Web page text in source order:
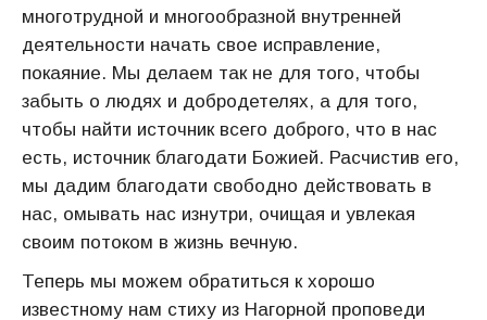
многотрудной и многообразной внутренней
деятельности начать свое исправление,
покаяние. Мы делаем так не для того, чтобы
забыть о людях и добродетелях, а для того,
чтобы найти источник всего доброго, что в нас
есть, источник благодати Божией. Расчистив его,
мы дадим благодати свободно действовать в
нас, омывать нас изнутри, очищая и увлекая
своим потоком в жизнь вечную.
Теперь мы можем обратиться к хорошо
известному нам стиху из Нагорной проповеди